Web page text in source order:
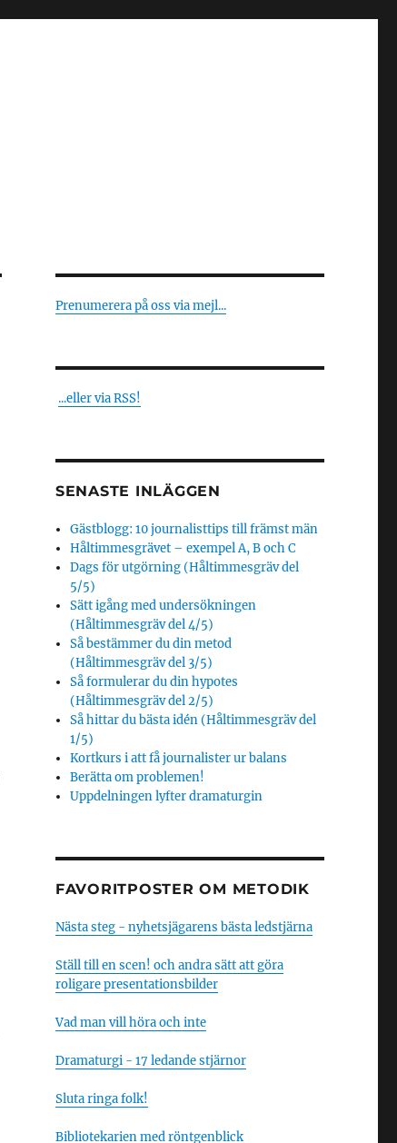
Prenumerera på oss via mejl...
...eller via RSS!
SENASTE INLÄGGEN
Gästblogg: 10 journalisttips till främst män
Håltimmesgrävet – exempel A, B och C
Dags för utgörning (Håltimmesgräv del
5/5)
Sätt igång med undersökningen
(Håltimmesgräv del 4/5)
Så bestämmer du din metod
(Håltimmesgräv del 3/5)
Så formulerar du din hypotes
(Håltimmesgräv del 2/5)
Så hittar du bästa idén (Håltimmesgräv del
1/5)
Kortkurs i att få journalister ur balans
Berätta om problemen!
Uppdelningen lyfter dramaturgin
FAVORITPOSTER OM METODIK
Nästa steg - nyhetsjägarens bästa ledstjärna
Ställ till en scen! och andra sätt att göra
roligare presentationsbilder
Vad man vill höra och inte
Dramaturgi - 17 ledande stjärnor
Sluta ringa folk!
Bibliotekarien med röntgenblick